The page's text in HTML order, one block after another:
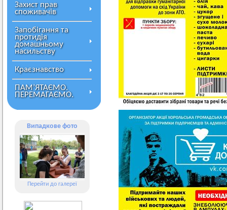
Захист прав
споживачів
Запобігання та
протидія
домашньому
насильству
Краєзнавство
ПАМ’ЯТАЄМО.
ПЕРЕМАГАЄМО.
Випадкове фото
Перейти до галереї